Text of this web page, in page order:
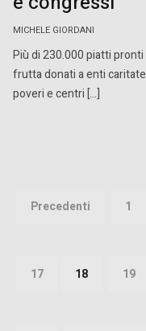
MICHELE GIORDANI
Più di 230.000 piatti
frutta donati a enti
poveri e centri […]
degli
articoli
Precedenti 1
17 18 19